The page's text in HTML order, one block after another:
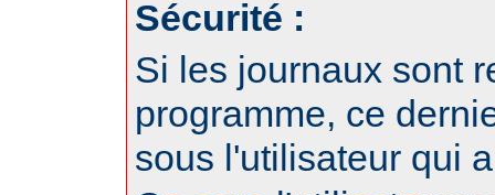
Sécurité :
Si les journaux sont
programme, ce
sous l'utilisateur qui